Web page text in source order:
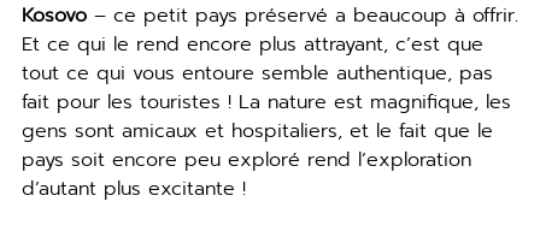
Kosovo– ce petit pays préservé a beaucoup à offrir.
Et ce qui le rend encore plus attrayant, c’est que
tout ce qui vous entoure semble authentique, pas
fait pour les touristes ! La nature est magnifique, les
gens sont amicaux et hospitaliers, et le fait que le
pays soit encore peu exploré rend l’exploration
d’autant plus excitante !